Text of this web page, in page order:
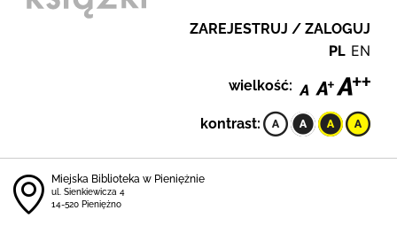
ZAREJESTRUJ / ZALOGUJ
PL EN
wielkość:
kontrast:
Miejska Biblioteka w Pieniężnie
ul. Sienkiewicza 4
14-520 Pieniężno